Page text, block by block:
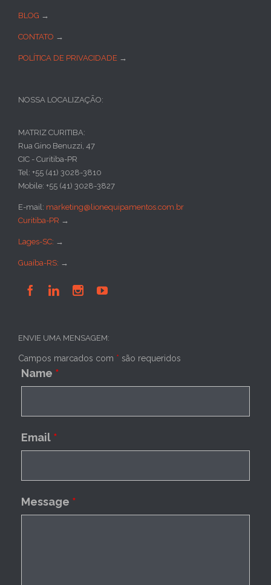
BLOG →
CONTATO →
POLÍTICA DE PRIVACIDADE →
NOSSA LOCALIZAÇÃO:
MATRIZ CURITIBA:
Rua Gino Benuzzi, 47
CIC - Curitiba-PR
Tel: +55 (41) 3028-3810
Mobile: +55 (41) 3028-3827
E-mail: marketing@lionequipamentos.com.br
Curitiba-PR →
Lages-SC: →
Guaíba-RS: →
   
ENVIE UMA MENSAGEM:
Campos marcados com * são requeridos
Name *
Email *
Message *